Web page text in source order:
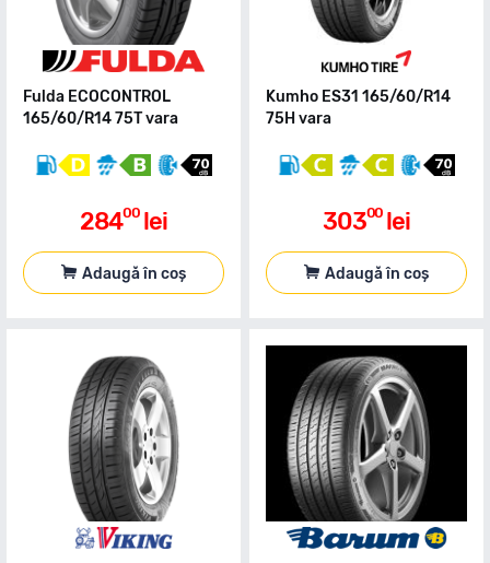
Fulda ECOCONTROL
165/60/R14 75T vara
28400 lei
Adaugă în coș
Kumho ES31 165/60/R14
75H vara
30300 lei
Adaugă în coș